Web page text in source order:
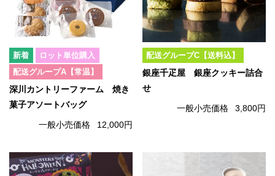
ロット単位購入
配送グループA【常温】
深川カントリーファーム 焼き
菓子アソートバッグ
一般小売価格 12,000円
配送グループC【送料込】
銀座千疋屋 銀座クッキー詰合
せ
一般小売価格 3,800円